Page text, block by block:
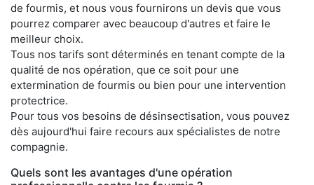
de fourmis, et nous vous fournirons un devis que vous
pourrez comparer avec beaucoup d'autres et faire le
meilleur choix.
Tous nos tarifs sont déterminés en tenant compte de la
qualité de nos opération, que ce soit pour une
extermination de fourmis ou bien pour une intervention
protectrice.
Pour tous vos besoins de désinsectisation, vous pouvez
dès aujourd'hui faire recours aux spécialistes de notre
compagnie.
Quels sont les avantages d'une opération